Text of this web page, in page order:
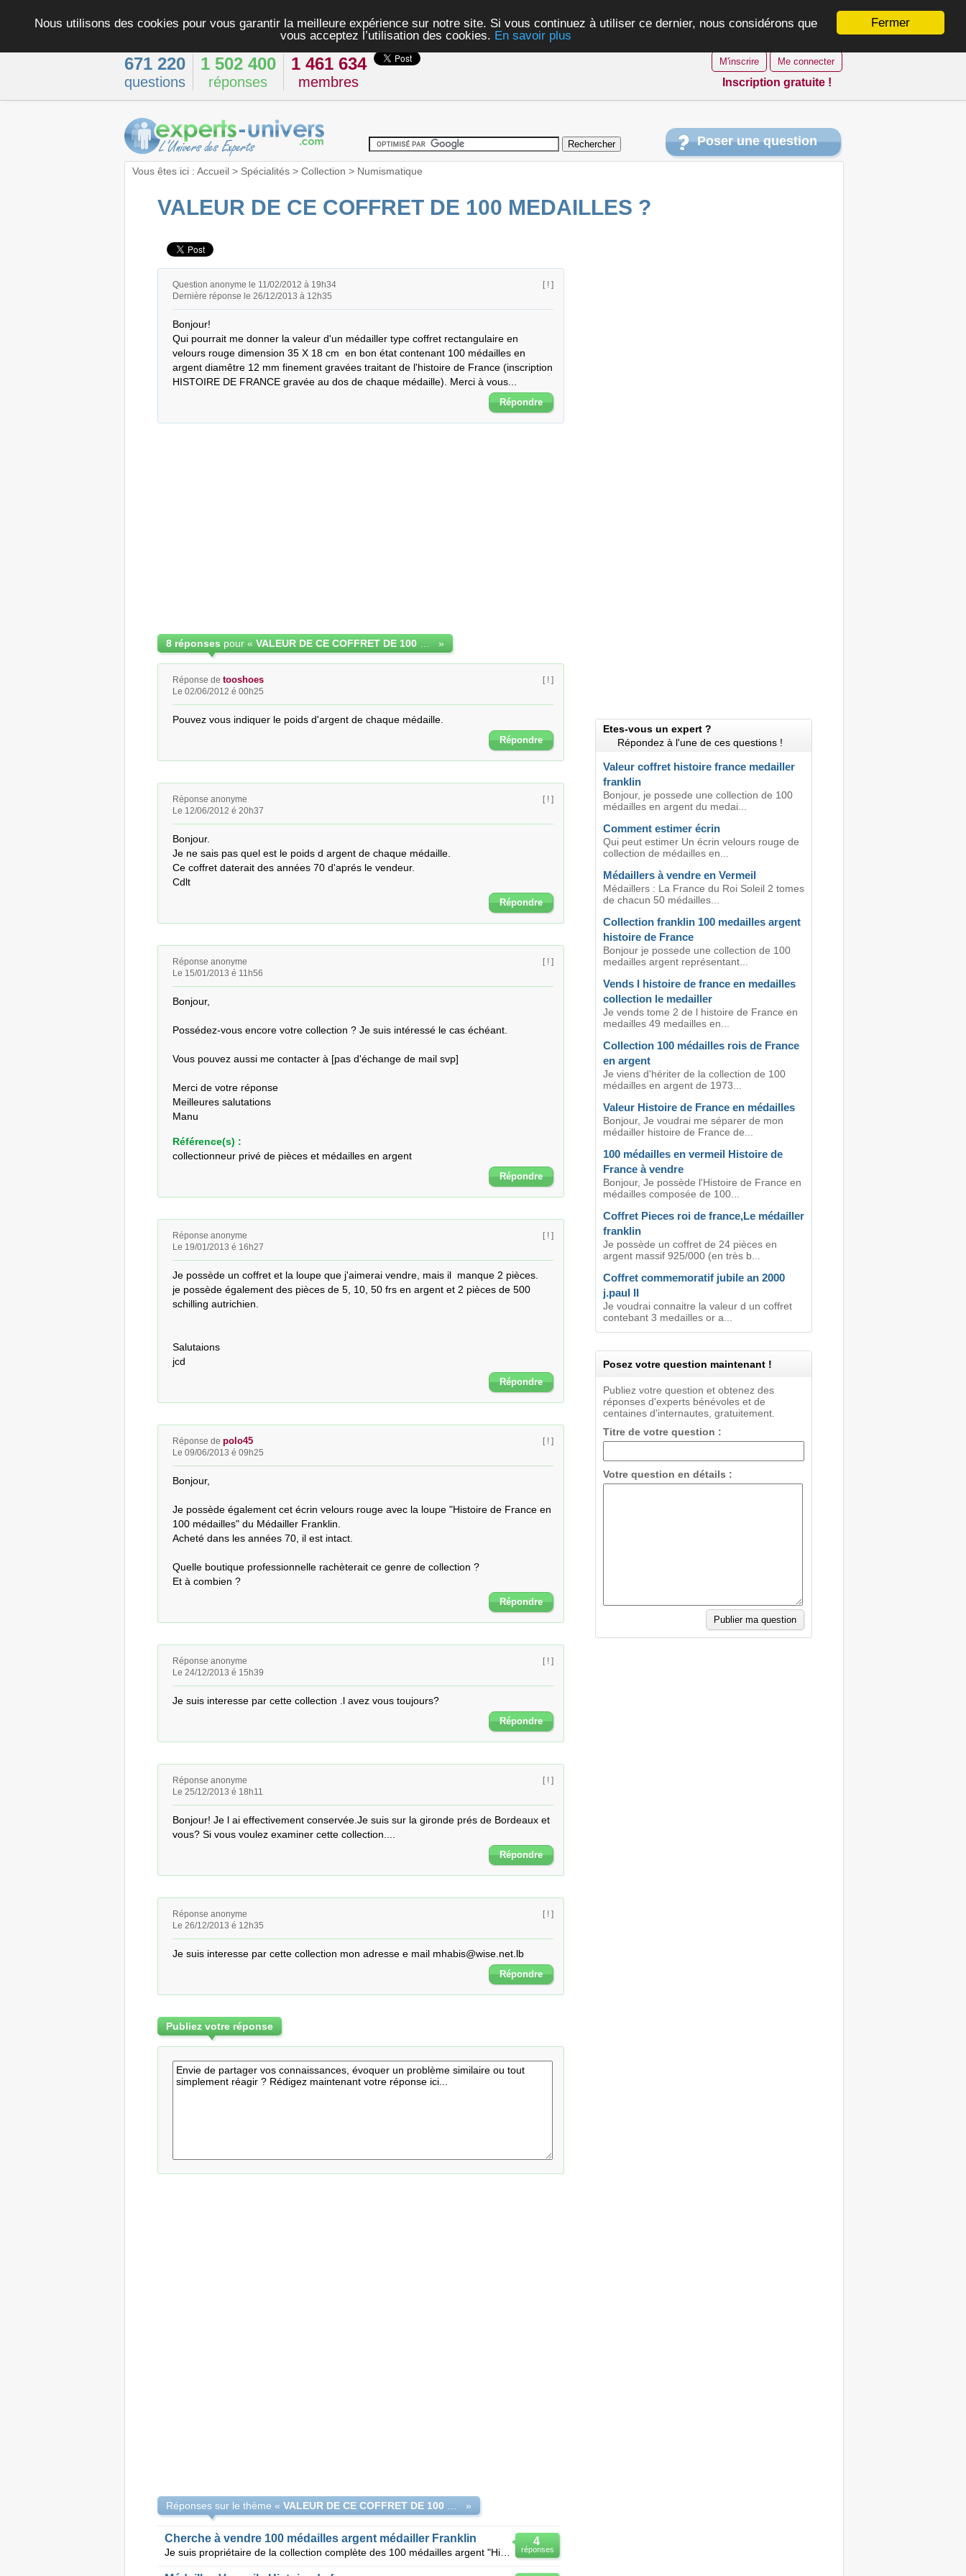
Fermer
Nous utilisons des cookies pour vous garantir la meilleure expérience sur notre site. Si vous continuez à utiliser ce dernier, nous considérons que
vous acceptez l’utilisation des cookies. En savoir plus
671 220
questions
1 502 400
réponses
1 461 634
membres
M'inscrire Me connecter
Inscription gratuite !
Poser une question
Vous êtes ici : Accueil> Spécialités> Collection > Numismatique
VALEUR DE CE COFFRET DE 100 MEDAILLES ?
Question anonyme le 11/02/2012 à 19h34
Dernière réponse le 26/12/2013 à 12h35
[ ! ]
Bonjour!
Qui pourrait me donner la valeur d'un médailler type coffret rectangulaire en
velours rouge dimension 35 X 18 cm  en bon état contenant 100 médailles en
argent diamêtre 12 mm finement gravées traitant de l'histoire de France (inscription
HISTOIRE DE FRANCE gravée au dos de chaque médaille). Merci à vous...
Répondre
8 réponses pour « »
Réponse de tooshoes
Le 02/06/2012 é 00h25
[ ! ]
Pouvez vous indiquer le poids d'argent de chaque médaille.
Répondre
Réponse anonyme
Le 12/06/2012 é 20h37
[ ! ]
Bonjour.
Je ne sais pas quel est le poids d argent de chaque médaille.
Ce coffret daterait des années 70 d'aprés le vendeur.
Cdlt
Répondre
Réponse anonyme
Le 15/01/2013 é 11h56
[ ! ]
Bonjour,
Possédez-vous encore votre collection ? Je suis intéressé le cas échéant.
Vous pouvez aussi me contacter à [pas d'échange de mail svp]
Merci de votre réponse
Meilleures salutations
Manu
Référence(s) :
collectionneur privé de pièces et médailles en argent
Répondre
Réponse anonyme
Le 19/01/2013 é 16h27
[ ! ]
Je possède un coffret et la loupe que j'aimerai vendre, mais il  manque 2 pièces.
je possède également des pièces de 5, 10, 50 frs en argent et 2 pièces de 500
schilling autrichien.
Salutaions
jcd
Répondre
Réponse de polo45
Le 09/06/2013 é 09h25
[ ! ]
Bonjour,
Je possède également cet écrin velours rouge avec la loupe "Histoire de France en
100 médailles" du Médailler Franklin.
Acheté dans les années 70, il est intact.
Quelle boutique professionnelle rachèterait ce genre de collection ?
Et à combien ?
Répondre
Réponse anonyme
Le 24/12/2013 é 15h39
[ ! ]
Je suis interesse par cette collection .l avez vous toujours?
Répondre
Réponse anonyme
Le 25/12/2013 é 18h11
[ ! ]
Bonjour! Je l ai effectivement conservée.Je suis sur la gironde prés de Bordeaux et
vous? Si vous voulez examiner cette collection....
Répondre
Réponse anonyme
Le 26/12/2013 é 12h35
[ ! ]
Je suis interesse par cette collection mon adresse e mail mhabis@wise.net.lb
Répondre
Publiez votre réponse
Réponses sur le thème « »
4
réponses
Cherche à vendre 100 médailles argent médailler Franklin
Je suis propriétaire de la collection complète des 100 médailles argent "Histoire de France "commerc
Etes-vous un expert ?
Répondez à l'une de ces questions !
Valeur coffret histoire france medailler
franklin
Bonjour, je possede une collection de 100
médailles en argent du medai...
Comment estimer écrin
Qui peut estimer Un écrin velours rouge de
collection de médailles en...
Médaillers à vendre en Vermeil
Médaillers : La France du Roi Soleil 2 tomes
de chacun 50 médailles...
Collection franklin 100 medailles argent
histoire de France
Bonjour je possede une collection de 100
medailles argent représentant...
Vends l histoire de france en medailles
collection le medailler
Je vends tome 2 de l histoire de France en
medailles 49 medailles en...
Collection 100 médailles rois de France
en argent
Je viens d'hériter de la collection de 100
médailles en argent de 1973...
Valeur Histoire de France en médailles
Bonjour, Je voudrai me séparer de mon
médailler histoire de France de...
100 médailles en vermeil Histoire de
France à vendre
Bonjour, Je possède l'Histoire de France en
médailles composée de 100...
Coffret Pieces roi de france,Le médailler
franklin
Je possède un coffret de 24 pièces en
argent massif 925/000 (en très b...
Coffret commemoratif jubile an 2000
j.paul II
Je voudrai connaitre la valeur d un coffret
contebant 3 medailles or a...
Posez votre question maintenant !
Publiez votre question et obtenez des
réponses d'experts bénévoles et de
centaines d'internautes, gratuitement.
Titre de votre question :
Votre question en détails :